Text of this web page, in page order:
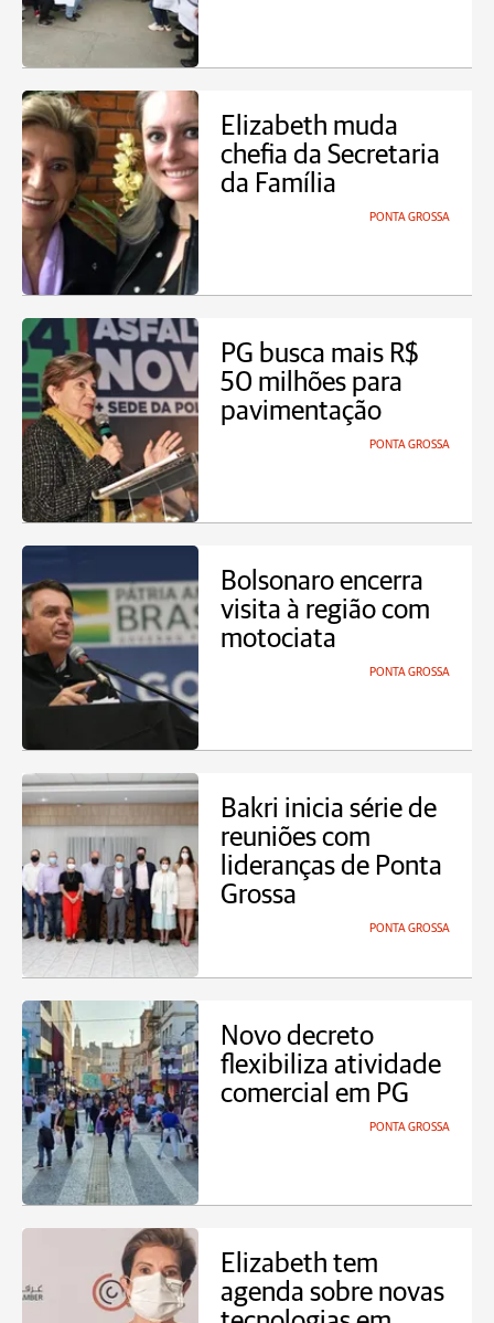
Elizabeth muda
chefia da Secretaria
da Família
PONTA GROSSA
PG busca mais R$
50 milhões para
pavimentação
PONTA GROSSA
Bolsonaro encerra
visita à região com
motociata
PONTA GROSSA
Bakri inicia série de
reuniões com
lideranças de Ponta
Grossa
PONTA GROSSA
Novo decreto
flexibiliza atividade
comercial em PG
PONTA GROSSA
Elizabeth tem
agenda sobre novas